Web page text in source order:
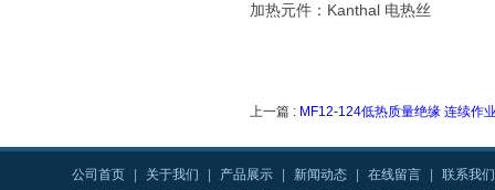
加热元件：Kanthal 电热丝
上一篇 : MF12-124低热质量绝缘 连续作
公司首页 关于我们 产品展示 新闻动态 在线留言
联系我们